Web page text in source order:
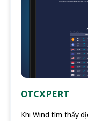
OTCXPERT
Khi Wind tìm thấy